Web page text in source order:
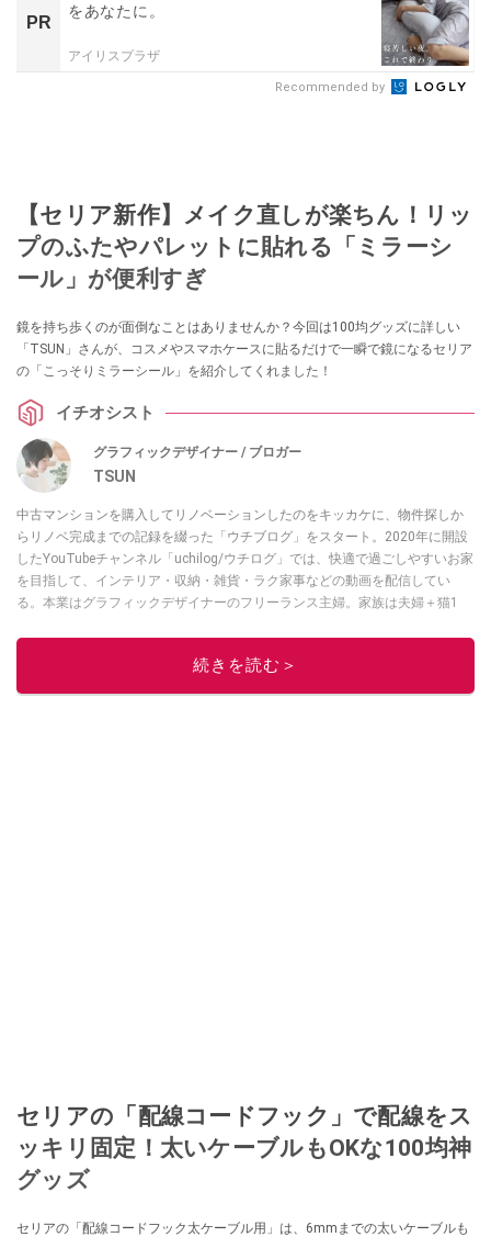
PR
をあなたに。
アイリスプラザ
Recommended by
【セリア新作】メイク直しが楽ちん！リッ
プのふたやパレットに貼れる「ミラーシ
ール」が便利すぎ
鏡を持ち歩くのが面倒なことはありませんか？今回は100均グッズに詳しい
「TSUN」さんが、コスメやスマホケースに貼るだけで一瞬で鏡になるセリア
の「こっそりミラーシール」を紹介してくれました！
イチオシスト
グラフィックデザイナー / ブロガー
TSUN
中古マンションを購入してリノベーションしたのをキッカケに、物件探しか
らリノベ完成までの記録を綴った「ウチブログ」をスタート。2020年に開設
したYouTubeチャンネル「uchilog/ウチログ」では、快適で過ごしやすいお家
を目指して、インテリア・収納・雑貨・ラク家事などの動画を配信してい
る。本業はグラフィックデザイナーのフリーランス主婦。家族は夫婦＋猫1
ノベ人気事例1位
続きを読む＞
セリアの「配線コードフック」で配線をス
ッキリ固定！太いケーブルもOKな100均神
グッズ
セリアの「配線コードフック太ケーブル用」は、6mmまでの太いケーブルも